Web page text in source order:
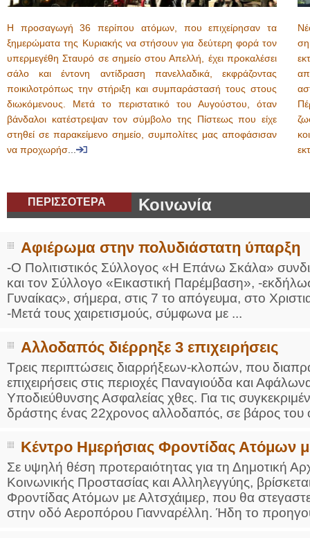
Η προσαγωγή 36 περίπου ατόμων, που επιχείρησαν τα
ξημερώματα της Κυριακής να στήσουν για δεύτερη φορά τον
υπερμεγέθη Σταυρό σε σημείο στου Απελλή, έχει προκαλέσει
σάλο και έντονη αντίδραση πανελλαδικά, εκφράζοντας
ποικιλοτρόπως την στήριξη και συμπαράστασή τους στους
διωκόμενους. Μετά το περιστατικό του Αυγούστου, όταν
βάνδαλοι κατέστρεψαν τον σύμβολο της Πίστεως που είχε
στηθεί σε παρακείμενο σημείο, συμπολίτες μας αποφάσισαν
να προχωρήσ...
ΠΕΡΙΣΣΟΤΕΡΑ Κοινωνία
Αφιέρωμα στην πολυδιάστατη ύπαρξη
-Ο Πολιτιστικός Σύλλογος «Η Επάνω Σκάλα»
και τον Σύλλογο «Εικαστική Παρέμβαση», -
Γυναίκας», σήμερα, στις 7 το απόγευμα, στο
-Μετά τους χαιρετισμούς, σύμφωνα με ...
Αλλοδαπός διέρρηξε 3 επιχειρήσεις
Τρεις περιπτώσεις διαρρήξεων-κλοπών, που
επιχειρήσεις στις περιοχές Παναγιούδα και
Υποδιεύθυνσης Ασφαλείας χθες. Για τις
δράστης ένας 22χρονος αλλοδαπός, σε βάρος του
Κέντρο Ημερήσιας Φροντίδας Ατόμων
Σε υψηλή θέση προτεραιότητας για τη Δημοτική
Κοινωνικής Προστασίας και Αλληλεγγύης,
Φροντίδας Ατόμων με Αλτσχάιμερ, που θα
στην οδό Αεροπόρου Γιανναρέλλη. Ήδη το